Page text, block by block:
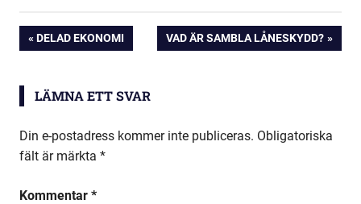
Inläggsnavigering
FÖREGÅENDE
INLÄGG:
DELAD EKONOMI
NÄSTA
INLÄGG:
VAD ÄR SAMBLA LÅNESKYDD?
LÄMNA ETT SVAR
Din e-postadress kommer inte publiceras. Obligatoriska
fält är märkta *
Kommentar *